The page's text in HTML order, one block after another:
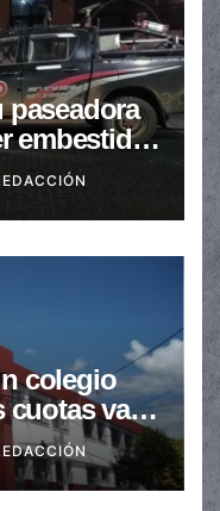
paseadora
embestidas
colegio
cuotas van
$600.000